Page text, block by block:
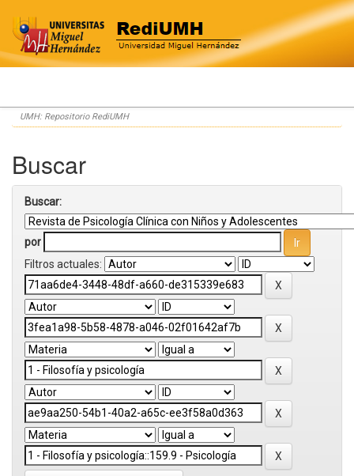
Skip
navigation
UMH: Repositorio RediUMH
Buscar
Buscar:
por
Filtros actuales: